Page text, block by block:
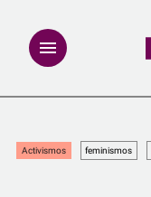
Activismos feminismos